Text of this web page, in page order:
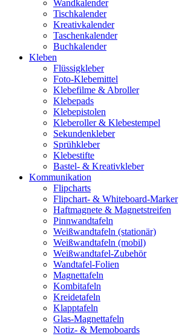
Wandkalender
Tischkalender
Kreativkalender
Taschenkalender
Buchkalender
Kleben
Flüssigkleber
Foto-Klebemittel
Klebefilme & Abroller
Klebepads
Klebepistolen
Kleberoller & Klebestempel
Sekundenkleber
Sprühkleber
Klebestifte
Bastel- & Kreativkleber
Kommunikation
Flipcharts
Flipchart- & Whiteboard-Marker
Haftmagnete & Magnetstreifen
Pinnwandtafeln
Weißwandtafeln (stationär)
Weißwandtafeln (mobil)
Weißwandtafel-Zubehör
Wandtafel-Folien
Magnettafeln
Kombitafeln
Kreidetafeln
Klapptafeln
Glas-Magnettafeln
Notiz- & Memoboards